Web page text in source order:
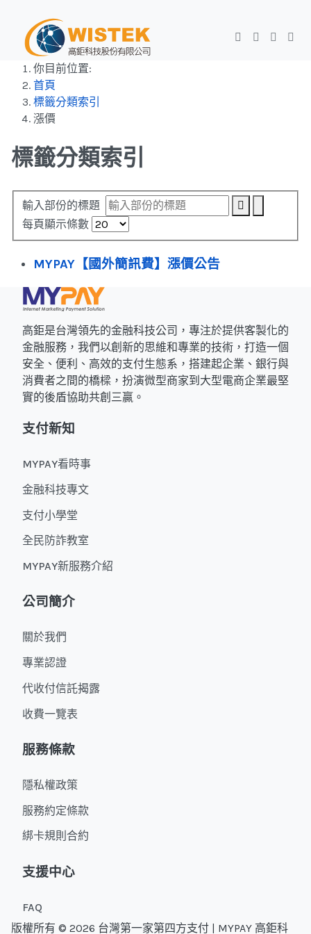
你目前位置:
首頁
標籤分類索引
漲價
標籤分類索引
輸入部份的標題
每頁顯示條數
MYPAY【國外簡訊費】漲價公告
高鉅是台灣領先的金融科技公司，專注於提供客製化的
金融服務，我們以創新的思維和專業的技術，打造一個
安全、便利、高效的支付生態系，搭建起企業、銀行與
消費者之間的橋樑，扮演微型商家到大型電商企業最堅
實的後盾協助共創三贏。
支付新知
MYPAY看時事
金融科技專文
支付小學堂
全民防詐教室
MYPAY新服務介紹
公司簡介
關於我們
專業認證
代收付信託揭露
收費一覽表
服務條款
隱私權政策
服務約定條款
綁卡規則合約
支援中心
FAQ
版權所有 © 2026 台灣第一家第四方支付 | MYPAY 高鉅科